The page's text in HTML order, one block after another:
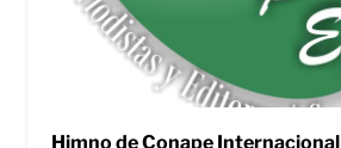
Himno de Conape Internacional